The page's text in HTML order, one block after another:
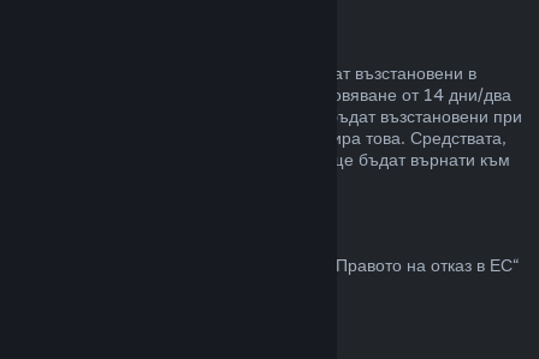
Неупотребените подаръци могат да бъдат възстановени в
рамките на стандартния срок за възстановяване от 14 дни/два
часа. Употребените подаръци могат да бъдат възстановени при
същите условия, ако получателят инициира това. Средствата,
използвани за закупуване на подаръка, ще бъдат върнати към
За обяснение относно това как действа „Правото на отказ в ЕС“